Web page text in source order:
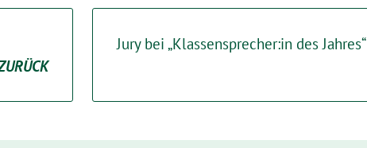
Jury bei „Klassensprecher:in des Jahres“